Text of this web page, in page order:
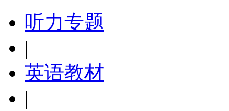
听力专题
|
英语教材
|